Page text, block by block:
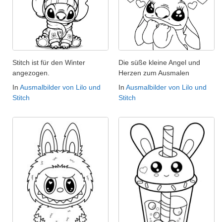
Stitch ist für den Winter
angezogen.
In Ausmalbilder von Lilo und
Stitch
Die süße kleine Angel und
Herzen zum Ausmalen
In Ausmalbilder von Lilo und
Stitch